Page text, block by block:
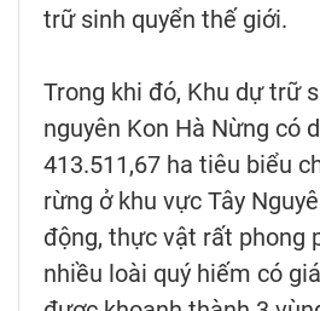
trữ sinh quyển thế giới.
Trong khi đó, Khu dự trữ
nguyên Kon Hà Nừng có
413.511,67 ha tiêu biểu
rừng ở khu vực Tây
động, thực vật rất phong
nhiều loài quý hiếm có